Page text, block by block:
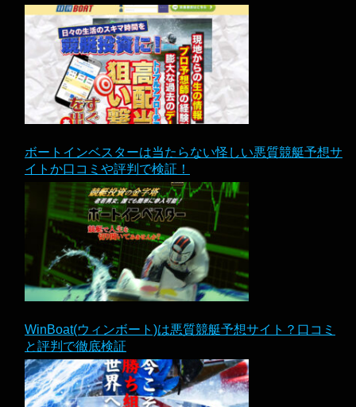
ボートインベスターは当たらない怪しい悪質競艇予想サ
イトか口コミや評判で検証！
WinBoat(ウィンボート)は悪質競艇予想サイト？口コミ
と評判で徹底検証